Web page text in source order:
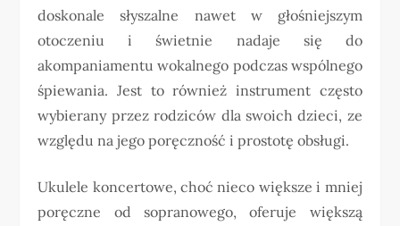
doskonale słyszalne nawet w głośniejszym
otoczeniu i świetnie nadaje się do
akompaniamentu wokalnego podczas wspólnego
śpiewania. Jest to również instrument często
wybierany przez rodziców dla swoich dzieci, ze
względu na jego poręczność i prostotę obsługi.
Ukulele koncertowe, choć nieco większe i mniej
poręczne od sopranowego, oferuje większą